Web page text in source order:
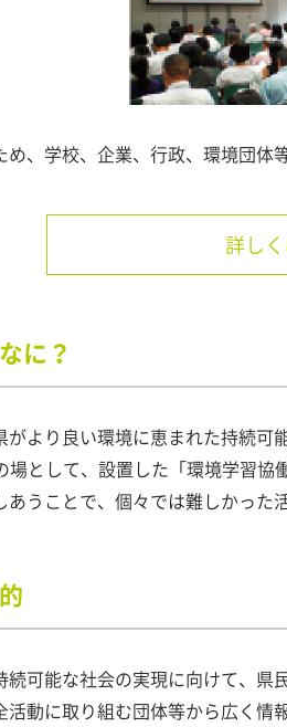
、学校、企業、行政、環境団体
詳し
に？
がより良い環境に恵まれた持続
として、設置した「環境学習協
うことで、個々では難しかった
可能な社会の実現に向けて、
動に取り組む団体等から広く